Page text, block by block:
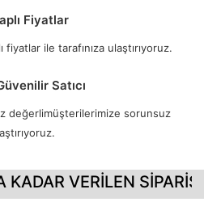
Fiyatlar
ile tarafınıza ulaştırıyoruz.
Satıcı
değerlimüşterilerimize sorunsuz
VERİLEN